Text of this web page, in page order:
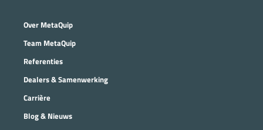
Over MetaQuip
Team MetaQuip
Referenties
Dealers & Samenwerking
Carrière
Blog & Nieuws